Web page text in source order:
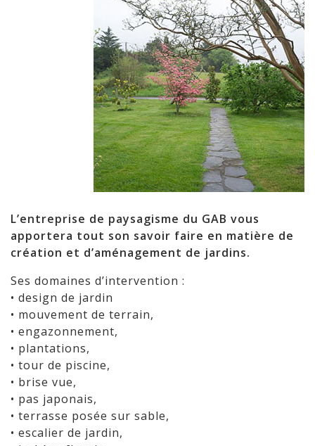
L’entreprise de paysagisme du GAB vous
apportera tout son savoir faire en matière de
création et d’aménagement de jardins.
Ses domaines d’intervention :
• design de jardin
• mouvement de terrain,
• engazonnement,
• plantations,
• tour de piscine,
• brise vue,
• pas japonais,
• terrasse posée sur sable,
• escalier de jardin,